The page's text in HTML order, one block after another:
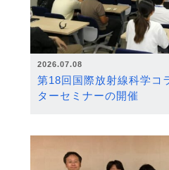
2026.07.08
第18回国際放射線科学コ
ターセミナーの開催